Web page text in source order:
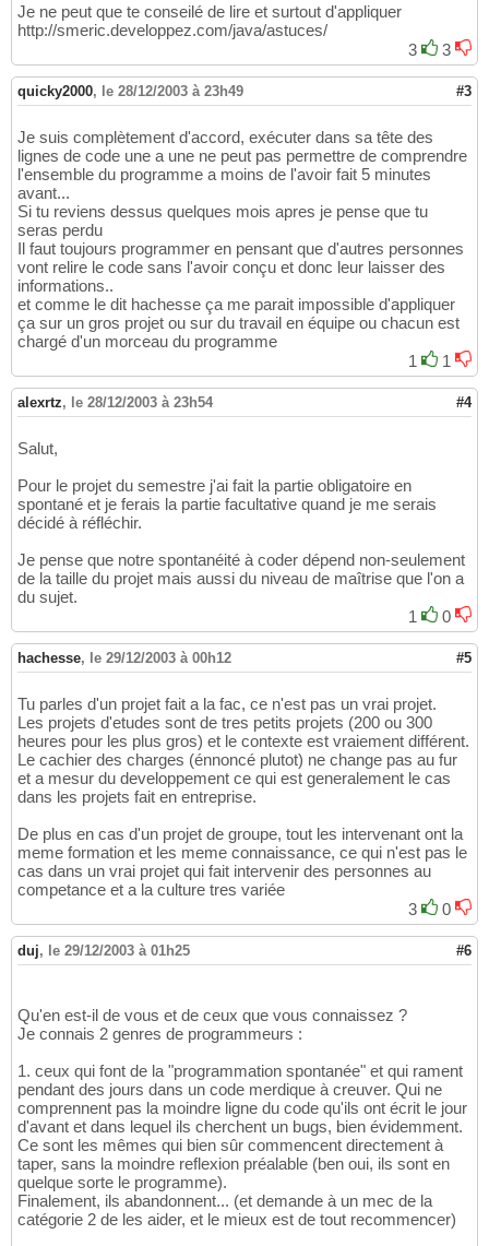
Je ne peut que te conseilé de lire et surtout d'appliquer
http://smeric.developpez.com/java/astuces/
3
3
quicky2000, le 28/12/2003 à 23h49 #3
Je suis complètement d'accord, exécuter dans sa tête des
lignes de code une a une ne peut pas permettre de comprendre
l'ensemble du programme a moins de l'avoir fait 5 minutes
avant...
Si tu reviens dessus quelques mois apres je pense que tu
seras perdu
Il faut toujours programmer en pensant que d'autres personnes
vont relire le code sans l'avoir conçu et donc leur laisser des
informations..
et comme le dit hachesse ça me parait impossible d'appliquer
ça sur un gros projet ou sur du travail en équipe ou chacun est
chargé d'un morceau du programme
1
1
alexrtz, le 28/12/2003 à 23h54 #4
Salut,
Pour le projet du semestre j'ai fait la partie obligatoire en
spontané et je ferais la partie facultative quand je me serais
décidé à réfléchir.
Je pense que notre spontanéité à coder dépend non-seulement
de la taille du projet mais aussi du niveau de maîtrise que l'on a
du sujet.
1
0
hachesse, le 29/12/2003 à 00h12 #5
Tu parles d'un projet fait a la fac, ce n'est pas un vrai projet.
Les projets d'etudes sont de tres petits projets (200 ou 300
heures pour les plus gros) et le contexte est vraiement différent.
Le cachier des charges (énnoncé plutot) ne change pas au fur
et a mesur du developpement ce qui est generalement le cas
dans les projets fait en entreprise.
De plus en cas d'un projet de groupe, tout les intervenant ont la
meme formation et les meme connaissance, ce qui n'est pas le
cas dans un vrai projet qui fait intervenir des personnes au
competance et a la culture tres variée
3
0
duj, le 29/12/2003 à 01h25 #6
Qu'en est-il de vous et de ceux que vous connaissez ?
Je connais 2 genres de programmeurs :
1. ceux qui font de la "programmation spontanée" et qui rament
pendant des jours dans un code merdique à creuver. Qui ne
comprennent pas la moindre ligne du code qu'ils ont écrit le jour
d'avant et dans lequel ils cherchent un bugs, bien évidemment.
Ce sont les mêmes qui bien sûr commencent directement à
taper, sans la moindre reflexion préalable (ben oui, ils sont en
quelque sorte le programme).
Finalement, ils abandonnent... (et demande à un mec de la
catégorie 2 de les aider, et le mieux est de tout recommencer)